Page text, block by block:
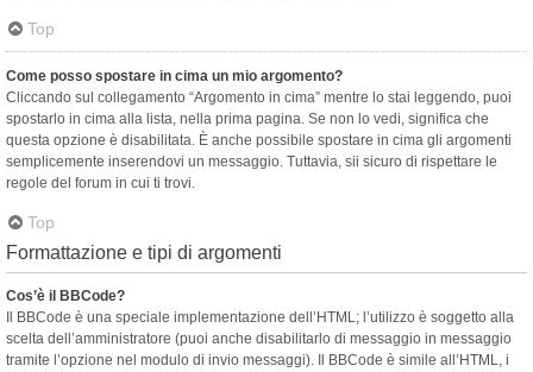
Top
Come posso spostare in cima un mio argomento?
Cliccando sul collegamento “Argomento in cima” mentre lo stai leggendo, puoi
spostarlo in cima alla lista, nella prima pagina. Se non lo vedi, significa che
questa opzione è disabilitata. È anche possibile spostare in cima gli argomenti
semplicemente inserendovi un messaggio. Tuttavia, sii sicuro di rispettare le
regole del forum in cui ti trovi.
Top
Formattazione e tipi di argomenti
Cos’è il BBCode?
Il BBCode è una speciale implementazione dell’HTML; l’utilizzo è soggetto alla
scelta dell’amministratore (puoi anche disabilitarlo di messaggio in messaggio
tramite l’opzione nel modulo di invio messaggi). Il BBCode è simile all’HTML, i